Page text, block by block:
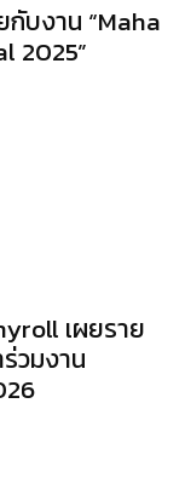
บงาน “Maha
2025”
เผยราย
วมงาน